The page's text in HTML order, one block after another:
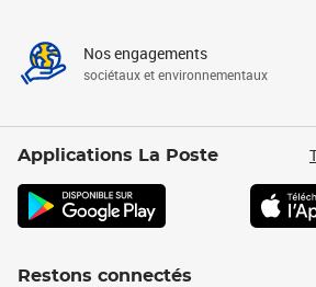
Nos engagements
sociétaux et environnementaux
Applications La Poste
Restons connectés